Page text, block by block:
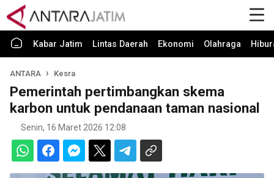
Kabar Jatim Lintas Daerah Ekonomi Olahraga
ANTARA Kesra
Pemerintah pertimbangkan skema
karbon untuk pendanaan taman nasional
Senin, 16 Maret 2026 12:08